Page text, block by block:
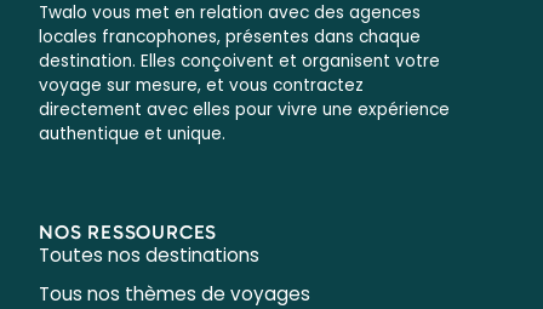
Twalo vous met en relation avec des agences
locales francophones, présentes dans chaque
destination. Elles conçoivent et organisent votre
voyage sur mesure, et vous contractez
directement avec elles pour vivre une expérience
authentique et unique.
NOS RESSOURCES
Toutes nos destinations
Tous nos thèmes de voyages